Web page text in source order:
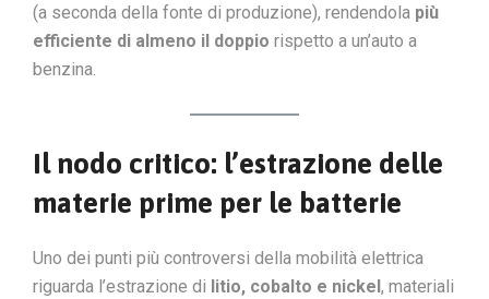
(a seconda della fonte di produzione), rendendola più
efficiente di almeno il doppio rispetto a un’auto a
benzina.
Il nodo critico: l’estrazione delle
materie prime per le batterie
Uno dei punti più controversi della mobilità elettrica
riguarda l’estrazione di litio, cobalto e nickel, materiali